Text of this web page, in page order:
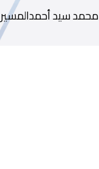
محمد سيد أحمدالمسير